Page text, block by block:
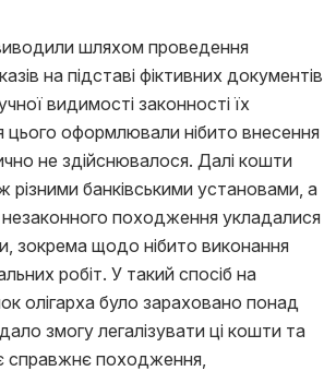
шляхом проведення
на підставі фіктивних документів
видимості законності їх
оформлювали нібито внесення
не здійснювалося. Далі кошти
різними банківськими установами, а
незаконного походження укладалися
зокрема щодо нібито виконання
робіт. У такий спосіб на
олігарха було зараховано понад
змогу легалізувати ці кошти та
справжнє походження,